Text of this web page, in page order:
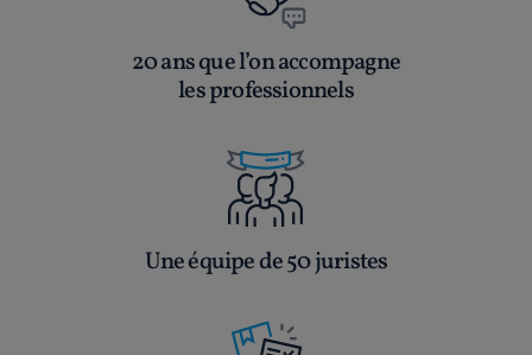
20 ans que l’on accompagne
les professionnels
Une équipe de 50 juristes